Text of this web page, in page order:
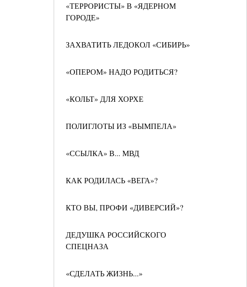
«ТЕРРОРИСТЫ» В «ЯДЕРНОМ
ГОРОДЕ»
ЗАХВАТИТЬ ЛЕДОКОЛ «СИБИРЬ»
«ОПЕРОМ» НАДО РОДИТЬСЯ?
«КОЛЬТ» ДЛЯ ХОРХЕ
ПОЛИГЛОТЫ ИЗ «ВЫМПЕЛА»
«ССЫЛКА» В... МВД
КАК РОДИЛАСЬ «ВЕГА»?
КТО ВЫ, ПРОФИ «ДИВЕРСИЙ»?
ДЕДУШКА РОССИЙСКОГО
СПЕЦНАЗА
«СДЕЛАТЬ ЖИЗНЬ...»